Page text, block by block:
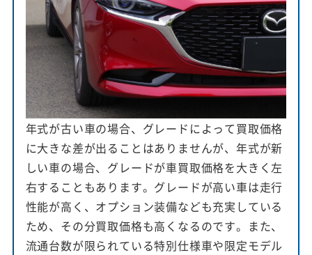
年式が古い車の場合、グレードによって買取価格
に大きな差が出ることはありませんが、年式が新
しい車の場合、グレードが車買取価格を大きく左
右することもあります。グレードが高い車は走行
性能が高く、オプション装備なども充実している
ため、その分買取価格も高くなるのです。また、
流通台数が限られている特別仕様車や限定モデル